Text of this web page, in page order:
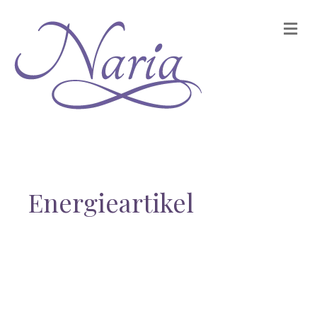
Energieartikel